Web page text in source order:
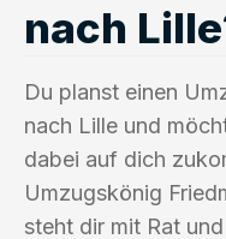
nach
Du planst einen
nach Lille und
dabei auf dich
Umzugskönig
steht dir mit Rat